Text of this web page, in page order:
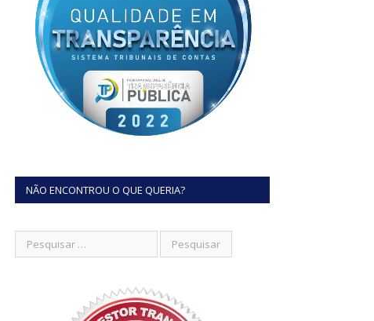
NÃO ENCONTROU O QUE QUERIA?